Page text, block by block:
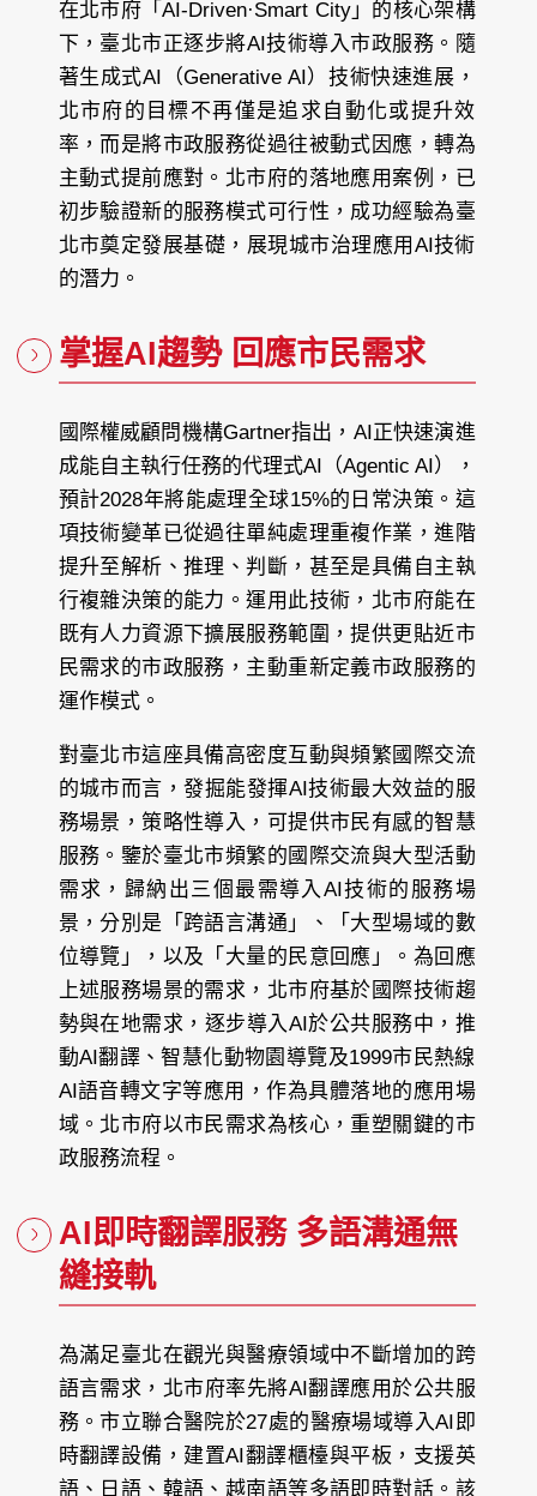
在北市府「AI-Driven·Smart City」的核心架構
下，臺北市正逐步將AI技術導入市政服務。隨
著生成式AI（Generative AI）技術快速進展，
北市府的目標不再僅是追求自動化或提升效
率，而是將市政服務從過往被動式因應，轉為
主動式提前應對。北市府的落地應用案例，已
初步驗證新的服務模式可行性，成功經驗為臺
北市奠定發展基礎，展現城市治理應用AI技術
的潛力。
掌握AI趨勢 回應市民需求
國際權威顧問機構Gartner指出，AI正快速演進
成能自主執行任務的代理式AI（Agentic AI），
預計2028年將能處理全球15%的日常決策。這
項技術變革已從過往單純處理重複作業，進階
提升至解析、推理、判斷，甚至是具備自主執
行複雜決策的能力。運用此技術，北市府能在
既有人力資源下擴展服務範圍，提供更貼近市
民需求的市政服務，主動重新定義市政服務的
運作模式。
對臺北市這座具備高密度互動與頻繁國際交流
的城市而言，發掘能發揮AI技術最大效益的服
務場景，策略性導入，可提供市民有感的智慧
服務。鑒於臺北市頻繁的國際交流與大型活動
需求，歸納出三個最需導入AI技術的服務場
景，分別是「跨語言溝通」、「大型場域的數
位導覽」，以及「大量的民意回應」。為回應
上述服務場景的需求，北市府基於國際技術趨
勢與在地需求，逐步導入AI於公共服務中，推
動AI翻譯、智慧化動物園導覽及1999市民熱線
AI語音轉文字等應用，作為具體落地的應用場
域。北市府以市民需求為核心，重塑關鍵的市
政服務流程。
AI即時翻譯服務 多語溝通無
縫接軌
為滿足臺北在觀光與醫療領域中不斷增加的跨
語言需求，北市府率先將AI翻譯應用於公共服
務。市立聯合醫院於27處的醫療場域導入AI即
時翻譯設備，建置AI翻譯櫃檯與平板，支援英
語、日語、韓語、越南語等多語即時對話。該